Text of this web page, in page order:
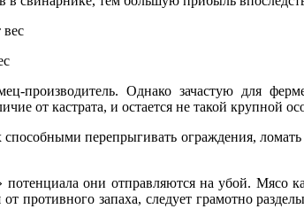
производитель. Однако зачастую для
от кастрата, и остается не такой крупной
способными перепрыгивать ограждения,
они отправляются на убой. Мясо
противного запаха, следует грамотно